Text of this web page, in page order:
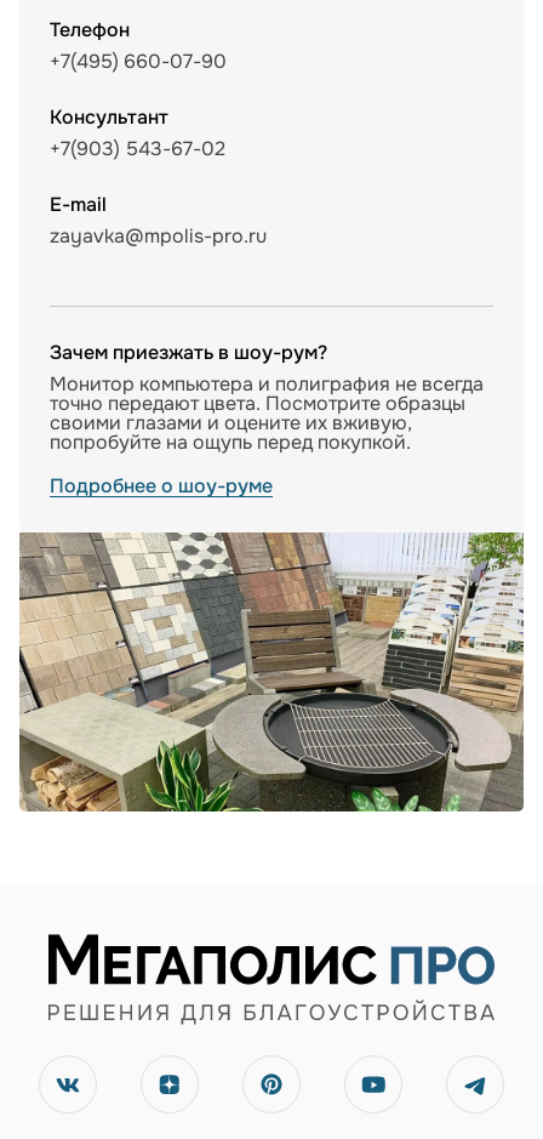
Телефон
+7(495) 660-07-90
Консультант
+7(903) 543-67-02
E-mail
zayavka@mpolis-pro.ru
Зачем приезжать в шоу-рум?
Монитор компьютера и полиграфия не всегда
точно передают цвета. Посмотрите образцы
своими глазами и оцените их вживую,
попробуйте на ощупь перед покупкой.
Подробнее о шоу-руме